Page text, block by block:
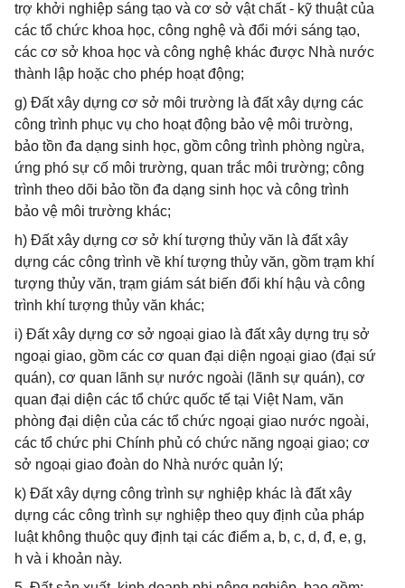
trợ khởi nghiệp sáng tạo và cơ sở vật chất - kỹ thuật của
các tổ chức khoa học, công nghệ và đổi mới sáng tạo,
các cơ sở khoa học và công nghệ khác được Nhà nước
thành lập hoặc cho phép hoạt động;
g) Đất xây dựng cơ sở môi trường là đất xây dựng các
công trình phục vụ cho hoạt động bảo vệ môi trường,
bảo tồn đa dạng sinh học, gồm công trình phòng ngừa,
ứng phó sự cố môi trường, quan trắc môi trường; công
trình theo dõi bảo tồn đa dạng sinh học và công trình
bảo vệ môi trường khác;
h) Đất xây dựng cơ sở khí tượng thủy văn là đất xây
dựng các công trình về khí tượng thủy văn, gồm trạm khí
tượng thủy văn, trạm giám sát biến đổi khí hậu và công
trình khí tượng thủy văn khác;
i) Đất xây dựng cơ sở ngoại giao là đất xây dựng trụ sở
ngoại giao, gồm các cơ quan đại diện ngoại giao (đại sứ
quán), cơ quan lãnh sự nước ngoài (lãnh sự quán), cơ
quan đại diện các tổ chức quốc tế tại Việt Nam, văn
phòng đại diện của các tổ chức ngoại giao nước ngoài,
các tổ chức phi Chính phủ có chức năng ngoại giao; cơ
sở ngoại giao đoàn do Nhà nước quản lý;
k) Đất xây dựng công trình sự nghiệp khác là đất xây
dựng các công trình sự nghiệp theo quy định của pháp
luật không thuộc quy định tại các điểm a, b, c, d, đ, e, g,
h và i khoản này.